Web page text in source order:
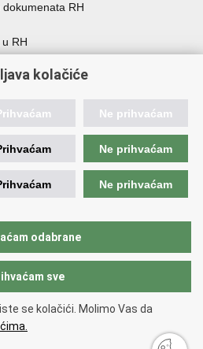
RH
RH
nacionalnih manjina
za ljudska prava
prava i prava nacionalnih manjina.
kolačiće
Ne prihvaćam
Ne prihvaćam
Ne prihvaćam
odabrane
sve
se kolačići. Molimo Vas da